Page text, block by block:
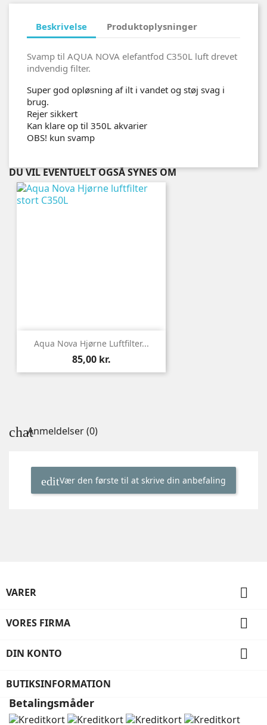
Beskrivelse Produktoplysninger
Svamp til AQUA NOVA elefantfod C350L luft drevet
indvendig filter.
Super god opløsning af ilt i vandet og støj svag i
brug.
Rejer sikkert
Kan klare op til 350L akvarier
OBS! kun svamp
DU VIL EVENTUELT OGSÅ SYNES OM
Aqua Nova Hjørne Luftfilter...
Pris
85,00 kr.
Anmeldelser (0)
Vær den første til at skrive din anbefaling
VARER 
VORES FIRMA 
DIN KONTO 
BUTIKSINFORMATION
Betalingsmåder